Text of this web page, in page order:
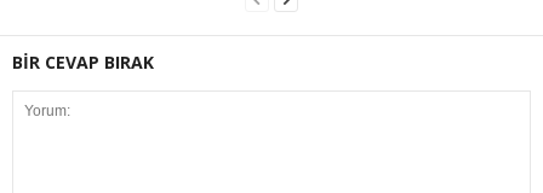
BİR CEVAP BIRAK